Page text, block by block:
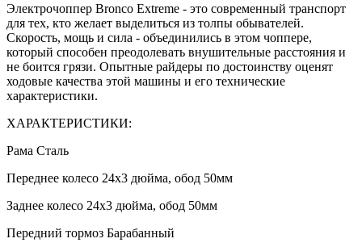
Электрочоппер Bronco Extreme - это современный транспорт
для тех, кто желает выделиться из толпы обывателей.
Скорость, мощь и сила - объединились в этом чоппере,
который способен преодолевать внушительные расстояния и
не боится грязи. Опытные райдеры по достоинству оценят
ходовые качества этой машины и его технические
характеристики.
ХАРАКТЕРИСТИКИ:
Рама Сталь
Переднее колесо 24x3 дюйма, обод 50мм
Заднее колесо 24x3 дюйма, обод 50мм
Передний тормоз Барабанный